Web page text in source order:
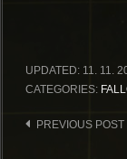
UPDATED: 11. 11.
CATEGORIES:
Post
PREVIOUS POST